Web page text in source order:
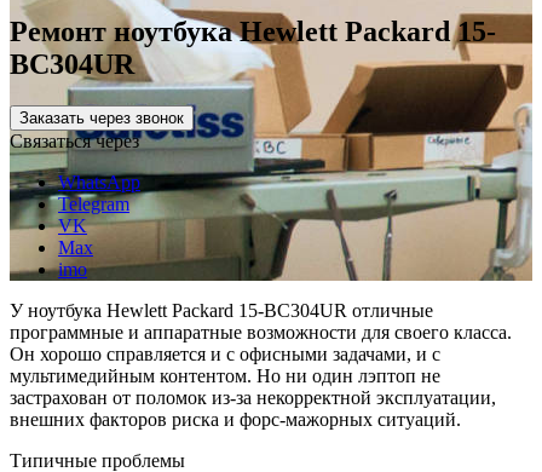
Ремонт ноутбука Hewlett Packard 15-
BC304UR
Заказать через звонок
Связаться через
WhatsApp
Telegram
VK
Max
imo
У ноутбука Hewlett Packard 15-BC304UR отличные
программные и аппаратные возможности для своего класса.
Он хорошо справляется и с офисными задачами, и с
мультимедийным контентом. Но ни один лэптоп не
застрахован от поломок из-за некорректной эксплуатации,
внешних факторов риска и форс-мажорных ситуаций.
Типичные проблемы